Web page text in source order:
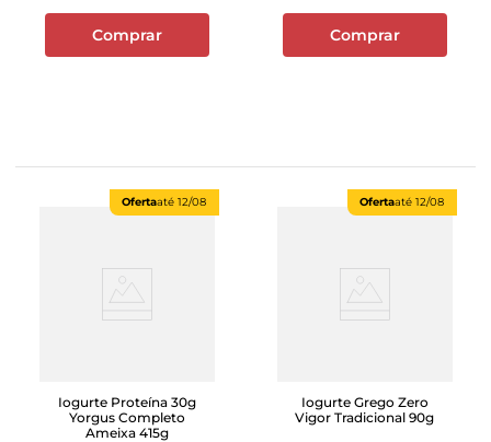
Comprar Comprar
Ofertaaté 12/08
Iogurte Proteína 30g
Yorgus Completo
Ameixa 415g
Ofertaaté 12/08
Iogurte Grego Zero
Vigor Tradicional 90g